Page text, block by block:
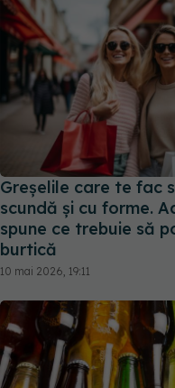
Greșelile care te fac
scundă și cu forme.
spune ce trebuie să
burtică
10 mai 2026, 19:11